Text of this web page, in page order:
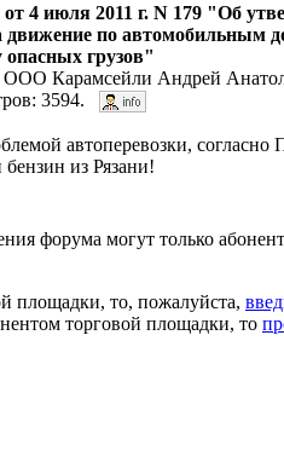
4 июля 2011 г. N 179 "Об
движение по автомобильным
грузов"
Карамсейли Андрей
3594.
автоперевозки,
из Рязани!
форума могут только
площадки, то, пожалуйста,
торговой площадки, то